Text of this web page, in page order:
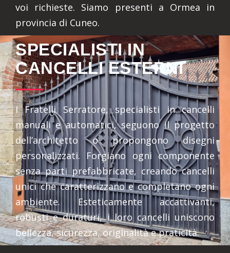
voi richieste. Siamo presenti a Ormea in
provincia di Cuneo.
SPECIALISTI IN
CANCELLI ESTERNI
I Fratelli Serratore, specialisti in cancelli
manuali e automatici, seguono il progetto
dell’architetto o propongono disegni
personalizzati. Forgiano ogni componente
senza parti prefabbricate, creando cancelli
unici che caratterizzano e completano ogni
ambiente. Esteticamente accattivanti,
robusti e duraturi, i loro cancelli uniscono
bellezza, sicurezza, originalità e praticità.